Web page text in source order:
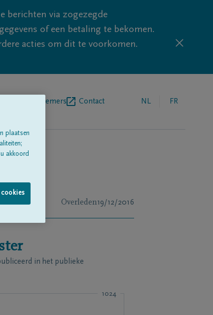
berichten via zogezegde
of een betaling te bekomen.
acties om dit te voorkomen.
Contact NL FR
Overleden19/12/2016
in het publieke
1024
plaatsen
akkoord